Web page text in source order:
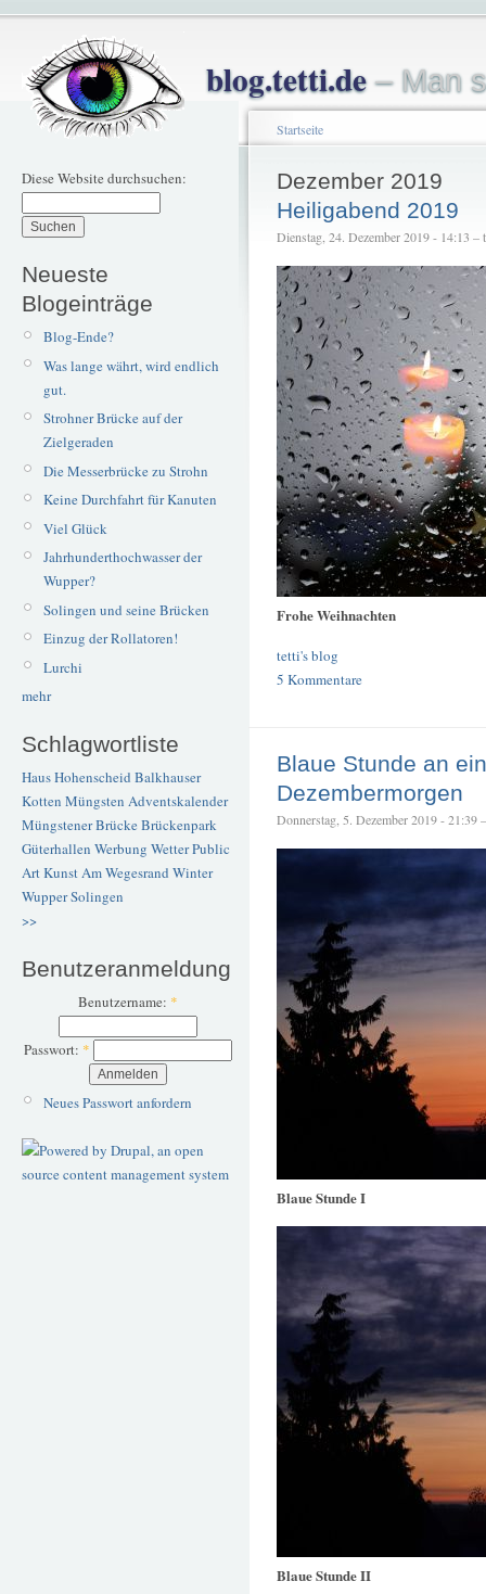
blog.tetti.de– Man
Diese Website durchsuchen:
Neueste
Blogeinträge
Blog-Ende?
Was lange währt, wird endlich
gut.
Strohner Brücke auf der
Zielgeraden
Die Messerbrücke zu Strohn
Keine Durchfahrt für Kanuten
Viel Glück
Jahrhunderthochwasser der
Wupper?
Solingen und seine Brücken
Einzug der Rollatoren!
Lurchi
mehr
Schlagwortliste
Haus Hohenscheid Balkhauser
Kotten Müngsten Adventskalender
Müngstener BrückeBrückenpark
Güterhallen Werbung WetterPublic
ArtKunstAm Wegesrand Winter
WupperSolingen
>>
Benutzeranmeldung
Benutzername: *
Passwort: *
Neues Passwort anfordern
Startseite
Dezember 2019
Heiligabend 2019
Dienstag, 24. Dezember 2019 - 14:13 –
Frohe Weihnachten
tetti's blog
5 Kommentare
Blaue Stunde an
Dezembermorgen
Donnerstag, 5. Dezember 2019 - 21:39
Blaue Stunde I
Blaue Stunde II